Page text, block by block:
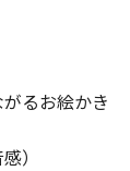
るお絵かき
）